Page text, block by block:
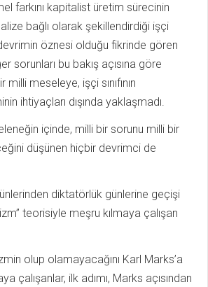
farkını kapitalist üretim sürecinin
bağlı olarak şekillendirdiği işçi
devrimin öznesi olduğu fikrinde gören
sorunları bu bakış açısına göre
meseleye, işçi sınıfının
ihtiyaçları dışında yaklaşmadı.
içinde, milli bir sorunu milli bir
düşünen hiçbir devrimci de
diktatörlük günlerine geçişi
teorisiyle meşru kılmaya çalışan
olup olamayacağını Karl Marks’a
çalışanlar, ilk adımı, Marks açısından